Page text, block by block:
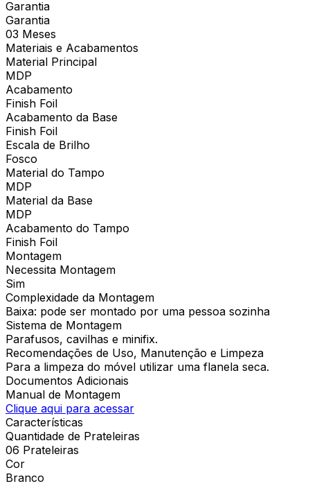
Garantia
Garantia
03 Meses
Materiais e Acabamentos
Material Principal
MDP
Acabamento
Finish Foil
Acabamento da Base
Finish Foil
Escala de Brilho
Fosco
Material do Tampo
MDP
Material da Base
MDP
Acabamento do Tampo
Finish Foil
Montagem
Necessita Montagem
Sim
Complexidade da Montagem
Baixa: pode ser montado por uma pessoa sozinha
Sistema de Montagem
Parafusos, cavilhas e minifix.
Recomendações de Uso, Manutenção e Limpeza
Para a limpeza do móvel utilizar uma flanela seca.
Documentos Adicionais
Manual de Montagem
Clique aqui para acessar
Características
Quantidade de Prateleiras
06 Prateleiras
Cor
Branco